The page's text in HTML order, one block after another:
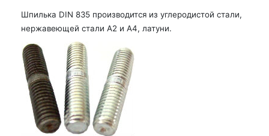
Шпилька DIN 835 производится из углеродистой стали,
нержавеющей стали А2 и А4, латуни.